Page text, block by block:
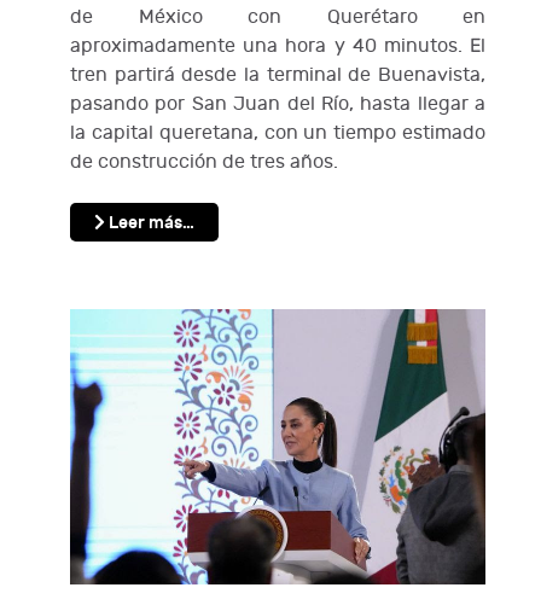
de México con Querétaro en
aproximadamente una hora y 40 minutos. El
tren partirá desde la terminal de Buenavista,
pasando por San Juan del Río, hasta llegar a
la capital queretana, con un tiempo estimado
de construcción de tres años.
Leer más…